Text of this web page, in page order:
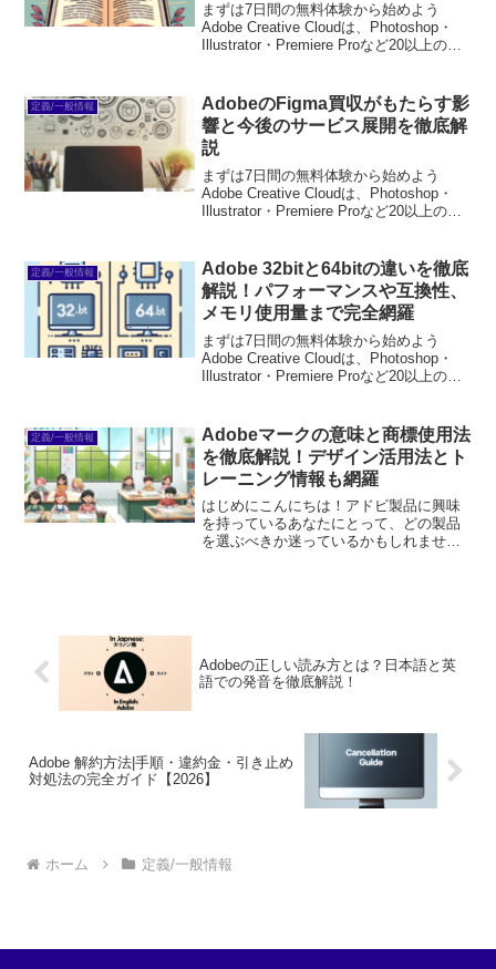
まずは7日間の無料体験から始めよう
Adobe Creative Cloudは、Photoshop・
Illustrator・Premiere Proなど20以上のア
→※...
定義/一般情報
AdobeのFigma買収がもたらす影
響と今後のサービス展開を徹底解
説
まずは7日間の無料体験から始めよう
Adobe Creative Cloudは、Photoshop・
Illustrator・Premiere Proなど20以上のア
→※...
定義/一般情報
Adobe 32bitと64bitの違いを徹底
解説！パフォーマンスや互換性、
メモリ使用量まで完全網羅
まずは7日間の無料体験から始めよう
Adobe Creative Cloudは、Photoshop・
Illustrator・Premiere Proなど20以上のア
→※...
定義/一般情報
Adobeマークの意味と商標使用法
を徹底解説！デザイン活用法とト
レーニング情報も網羅
はじめにこんにちは！アドビ製品に興味
を持っているあなたにとって、どの製品
を選ぶべきか迷っているかもしれません
Adobeの正しい読み方とは？日本語と英
語での発音を徹底解説！
Adobe 解約方法|手順・違約金・引き止め
対処法の完全ガイド【2026】
ホーム 定義/一般情報